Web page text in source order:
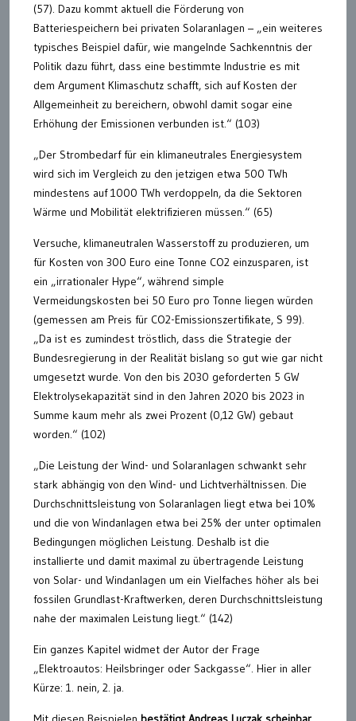
(57). Dazu kommt aktuell die Förderung von
Batteriespeichern bei privaten Solaranlagen – „ein weiteres
typisches Beispiel dafür, wie mangelnde Sachkenntnis der
Politik dazu führt, dass eine bestimmte Industrie es mit
dem Argument Klimaschutz schafft, sich auf Kosten der
Allgemeinheit zu bereichern, obwohl damit sogar eine
Erhöhung der Emissionen verbunden ist.“ (103)
„Der Strombedarf für ein klimaneutrales Energiesystem
wird sich im Vergleich zu den jetzigen etwa 500 TWh
mindestens auf 1000 TWh verdoppeln, da die Sektoren
Wärme und Mobilität elektrifizieren müssen.“ (65)
Versuche, klimaneutralen Wasserstoff zu produzieren, um
für Kosten von 300 Euro eine Tonne CO2 einzusparen, ist
ein „irrationaler Hype“, während simple
Vermeidungskosten bei 50 Euro pro Tonne liegen würden
(gemessen am Preis für CO2-Emissionszertifikate, S 99).
„Da ist es zumindest tröstlich, dass die Strategie der
Bundesregierung in der Realität bislang so gut wie gar nicht
umgesetzt wurde. Von den bis 2030 geforderten 5 GW
Elektrolysekapazität sind in den Jahren 2020 bis 2023 in
Summe kaum mehr als zwei Prozent (0,12 GW) gebaut
worden.“ (102)
„Die Leistung der Wind- und Solaranlagen schwankt sehr
stark abhängig von den Wind- und Lichtverhältnissen. Die
Durchschnittsleistung von Solaranlagen liegt etwa bei 10%
und die von Windanlagen etwa bei 25% der unter optimalen
Bedingungen möglichen Leistung. Deshalb ist die
installierte und damit maximal zu übertragende Leistung
von Solar- und Windanlagen um ein Vielfaches höher als bei
fossilen Grundlast-Kraftwerken, deren Durchschnittsleistung
nahe der maximalen Leistung liegt.“ (142)
Ein ganzes Kapitel widmet der Autor der Frage
„Elektroautos: Heilsbringer oder Sackgasse“. Hier in aller
Kürze: 1. nein, 2. ja.